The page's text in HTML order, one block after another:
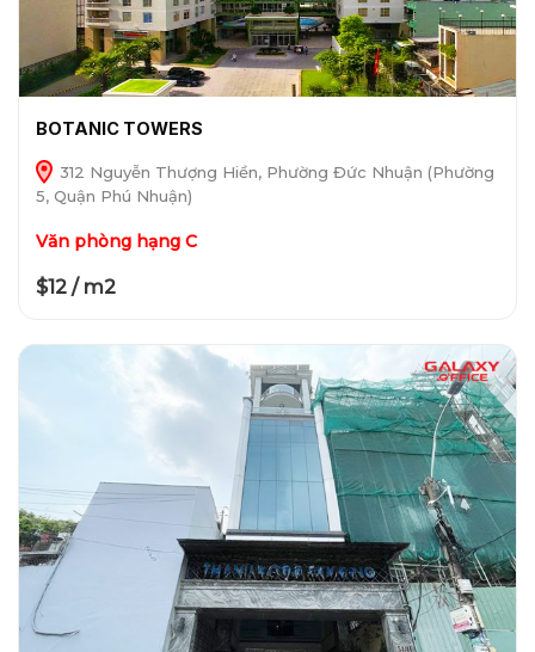
BOTANIC TOWERS
312 Nguyễn Thượng Hiền, Phường Đức Nhuận (Phường
5, Quận Phú Nhuận)
Văn phòng hạng C
$12 / m2